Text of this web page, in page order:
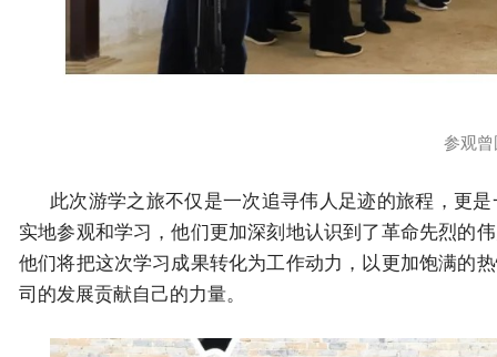
参观
此次游学之旅不仅是一次追寻伟人足迹的旅程，更
实地参观和学习，他们更加深刻地认识到了革命先烈的
他们将把这次学习成果转化为工作动力，以更加饱满的
司的发展贡献自己的力量。